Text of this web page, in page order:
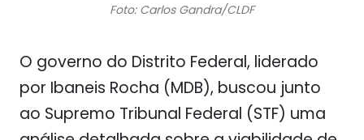
Foto: Carlos Gandra/CLDF
O governo do Distrito Federal, liderado
por Ibaneis Rocha (MDB), buscou junto
ao Supremo Tribunal Federal (STF) uma